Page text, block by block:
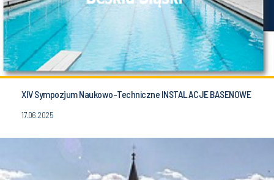
XIV Sympozjum Naukowo-Techniczne INSTALACJE BASENOWE
17.06.2025